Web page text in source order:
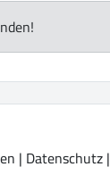
| Datenschutz|